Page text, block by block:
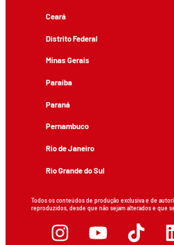
Ceará
Distrito Federal
Minas Gerais
Paraíba
Paraná
Pernambuco
Rio de Janeiro
Rio Grande do Sul
Todos os conteúdos de produção exclusiva e de
reproduzidos, desde que não sejam alterados e que